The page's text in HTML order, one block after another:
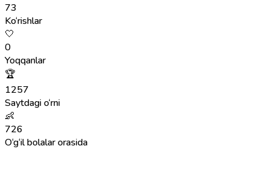
73
Ko‘rishlar
🤍
0
Yoqqanlar
🏆
1257
Saytdagi o‘rni
👶
726
O‘g‘il bolalar orasida